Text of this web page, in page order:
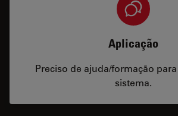
Aplicação
Preciso de ajuda/formação
sistema.